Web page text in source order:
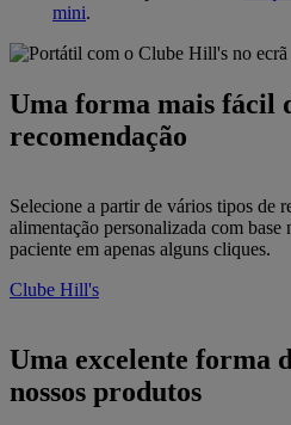
mini.
Uma forma mais fácil
recomendação
Selecione a partir de vários tipos de
alimentação personalizada com base
paciente em apenas alguns cliques.
Clube Hill's
Uma excelente forma
nossos produtos